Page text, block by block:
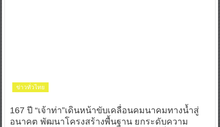
ข่าวทั่วไทย
167 ปี “เจ้าท่า”เดินหน้าขับเคลื่อนคมนาคมทางน้ำสู่
อนาคต พัฒนาโครงสร้างพื้นฐาน ยกระดับความ